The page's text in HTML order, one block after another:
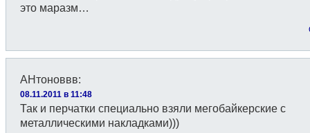
это маразм…
АНтоноввв:
08.11.2011 в 11:48
Так и перчатки специально взяли мегобайкерские с
металлическими накладками)))